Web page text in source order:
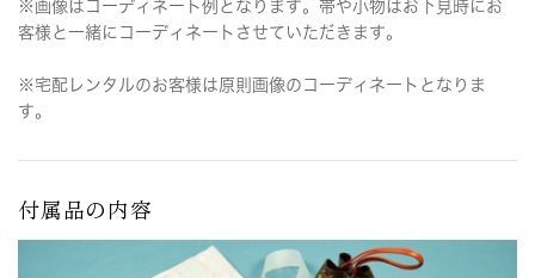
※画像はコーディネート例となります。帯や小物はお下見時にお
客様と一緒にコーディネートさせていただきます。
※宅配レンタルのお客様は原則画像のコーディネートとなりま
す。
付属品の内容